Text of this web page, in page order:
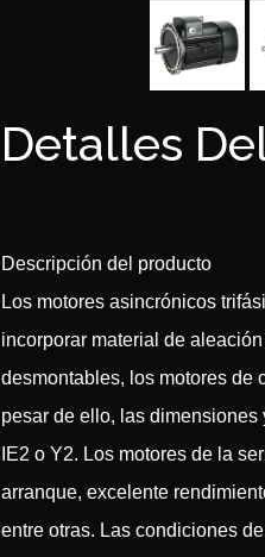
Detalles
Descripción del producto
Los motores asincrónicos
incorporar material de
desmontables, los motores de
pesar de ello, las
IE2 o Y2. Los motores de la
arranque, excelente
entre otras. Las condiciones